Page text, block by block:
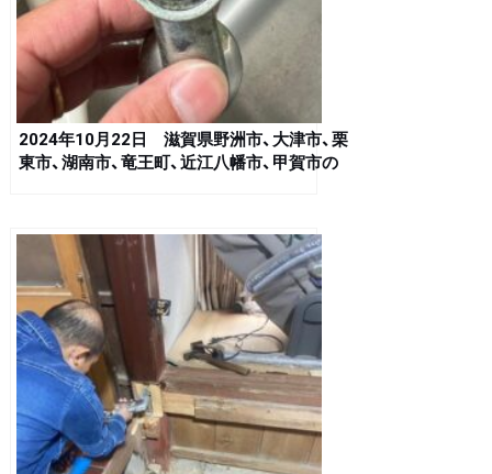
2024年10月22日 滋賀県野洲市、大津市、栗
東市、湖南市、竜王町、近江八幡市、甲賀市の